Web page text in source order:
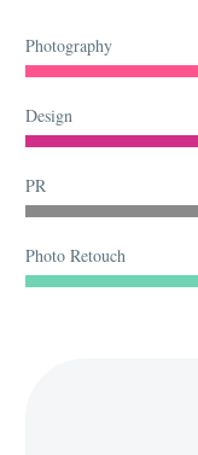
Photography
Design
PR
Photo Retouch